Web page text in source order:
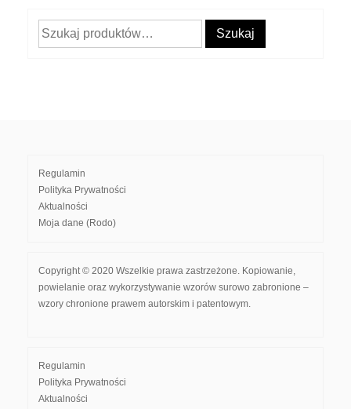
Szukaj: Szukaj
Regulamin
Polityka Prywatności
Aktualności
Moja dane (Rodo)
Copyright © 2020 Wszelkie prawa zastrzeżone. Kopiowanie,
powielanie oraz wykorzystywanie wzorów surowo zabronione –
wzory chronione prawem autorskim i patentowym.
Regulamin
Polityka Prywatności
Aktualności